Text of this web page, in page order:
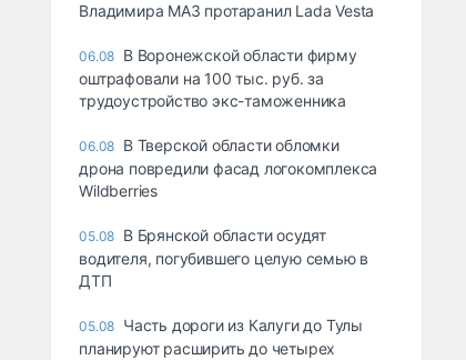
Владимира МАЗ протаранил Lada Vesta
06.08 В Воронежской области фирму
оштрафовали на 100 тыс. руб. за
трудоустройство экс-таможенника
06.08 В Тверской области обломки
дрона повредили фасад логокомплекса
Wildberries
05.08 В Брянской области осудят
водителя, погубившего целую семью в
ДТП
05.08 Часть дороги из Калуги до Тулы
планируют расширить до четырех